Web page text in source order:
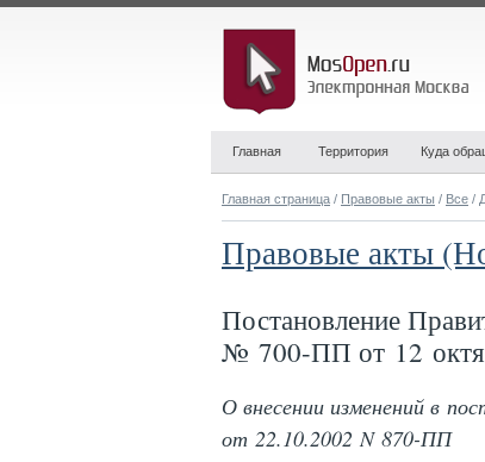
Главная Территория Куда
Главная страница / Правовые акты / Все /
Правовые акты
Постановление
№ 700-ПП от 12
О внесении изменений в
от 22.10.2002 N 870-ПП